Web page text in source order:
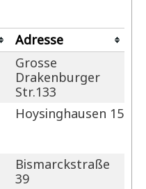
Adresse
Grosse
Drakenburger
Str.133
Hoysinghausen 15
Bismarckstraße
39